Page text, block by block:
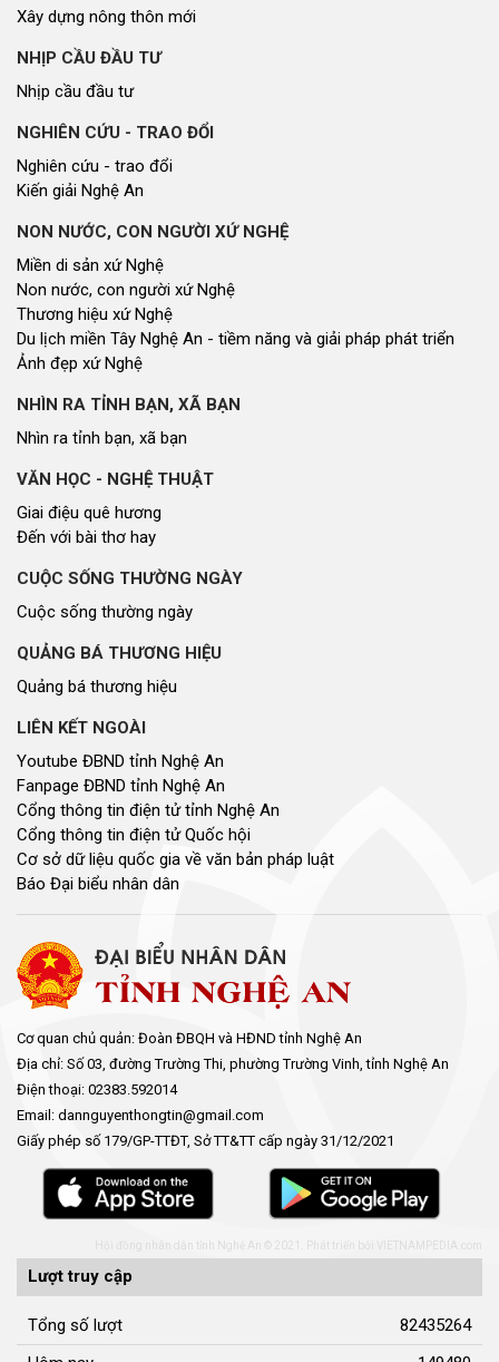
Xây dựng nông thôn mới
NHỊP CẦU ĐẦU TƯ
Nhịp cầu đầu tư
NGHIÊN CỨU - TRAO ĐỔI
Nghiên cứu - trao đổi
Kiến giải Nghệ An
NON NƯỚC, CON NGƯỜI XỨ NGHỆ
Miền di sản xứ Nghệ
Non nước, con người xứ Nghệ
Thương hiệu xứ Nghệ
Du lịch miền Tây Nghệ An - tiềm năng và giải pháp phát triển
Ảnh đẹp xứ Nghệ
NHÌN RA TỈNH BẠN, XÃ BẠN
Nhìn ra tỉnh bạn, xã bạn
VĂN HỌC - NGHỆ THUẬT
Giai điệu quê hương
Đến với bài thơ hay
CUỘC SỐNG THƯỜNG NGÀY
Cuộc sống thường ngày
QUẢNG BÁ THƯƠNG HIỆU
Quảng bá thương hiệu
LIÊN KẾT NGOÀI
Youtube ĐBND tỉnh Nghệ An
Fanpage ĐBND tỉnh Nghệ An
Cổng thông tin điện tử tỉnh Nghệ An
Cổng thông tin điện tử Quốc hội
Cơ sở dữ liệu quốc gia về văn bản pháp luật
Báo Đại biểu nhân dân
Cơ quan chủ quản: Đoàn ĐBQH và HĐND tỉnh Nghệ An
Địa chỉ: Số 03, đường Trường Thi, phường Trường Vinh, tỉnh Nghệ An
Điện thoại: 02383.592014
Email: dannguyenthongtin@gmail.com
Giấy phép số 179/GP-TTĐT, Sở TT&TT cấp ngày 31/12/2021
Hội đồng nhân dân tỉnh Nghệ An © 2021. Phát triển bởi
Lượt truy cập
Tổng số lượt
82435264